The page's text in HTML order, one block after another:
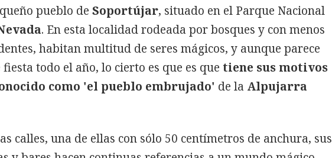
pueblo de Soportújar, situado en el Parque Nacional
. En esta localidad rodeada por bosques y con menos
habitan multitud de seres mágicos, y aunque parece
todo el año, lo cierto es que es que tiene sus motivos
como 'el pueblo embrujado' de la Alpujarra
calles, una de ellas con sólo 50 centímetros de anchura, sus